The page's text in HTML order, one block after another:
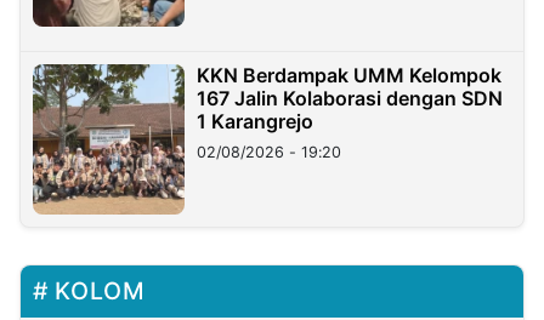
KKN Berdampak UMM Kelompok
167 Jalin Kolaborasi dengan SDN
1 Karangrejo
02/08/2026 - 19:20
KOLOM